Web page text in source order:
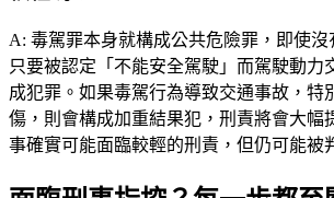
A: 毒駕罪本身就構成公共危險罪，即使沒
只要被認定「不能安全駕駛」而駕駛動力
成犯罪。如果毒駕行為導致交通事故，特
傷，則會構成加重結果犯，刑責將會大幅
事確實可能面臨較輕的刑責，但仍可能被